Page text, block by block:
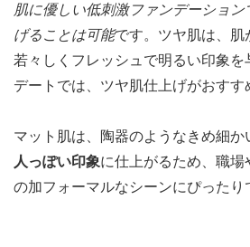
肌に優しい低刺激ファンデーショ
げることは可能です。ツヤ肌は、肌
若々しくフレッシュで明るい印象を
デートでは、ツヤ肌仕上げがおすす
マット肌は、陶器のようなきめ細か
人っぽい印象に仕上がるため、職
の加フォーマルなシーンにぴったり